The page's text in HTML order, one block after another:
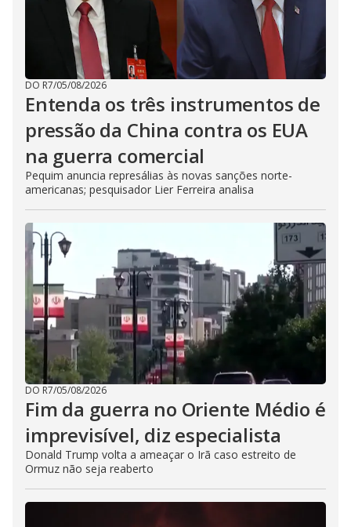
DO R7/05/08/2026
Entenda os três instrumentos de
pressão da China contra os EUA
na guerra comercial
Pequim anuncia represálias às novas sanções norte-
americanas; pesquisador Lier Ferreira analisa
DO R7/05/08/2026
Fim da guerra no Oriente Médio é
imprevisível, diz especialista
Donald Trump volta a ameaçar o Irã caso estreito de
Ormuz não seja reaberto